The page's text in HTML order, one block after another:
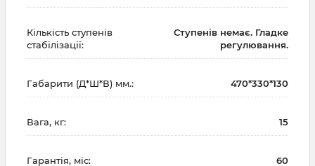
Кількість ступенів
стабілізації:
Ступенів немає. Гладке
регулювання.
Габарити (Д*Ш*В) мм.: 470*330*130
Вага, кг: 15
Гарантія, міс: 60